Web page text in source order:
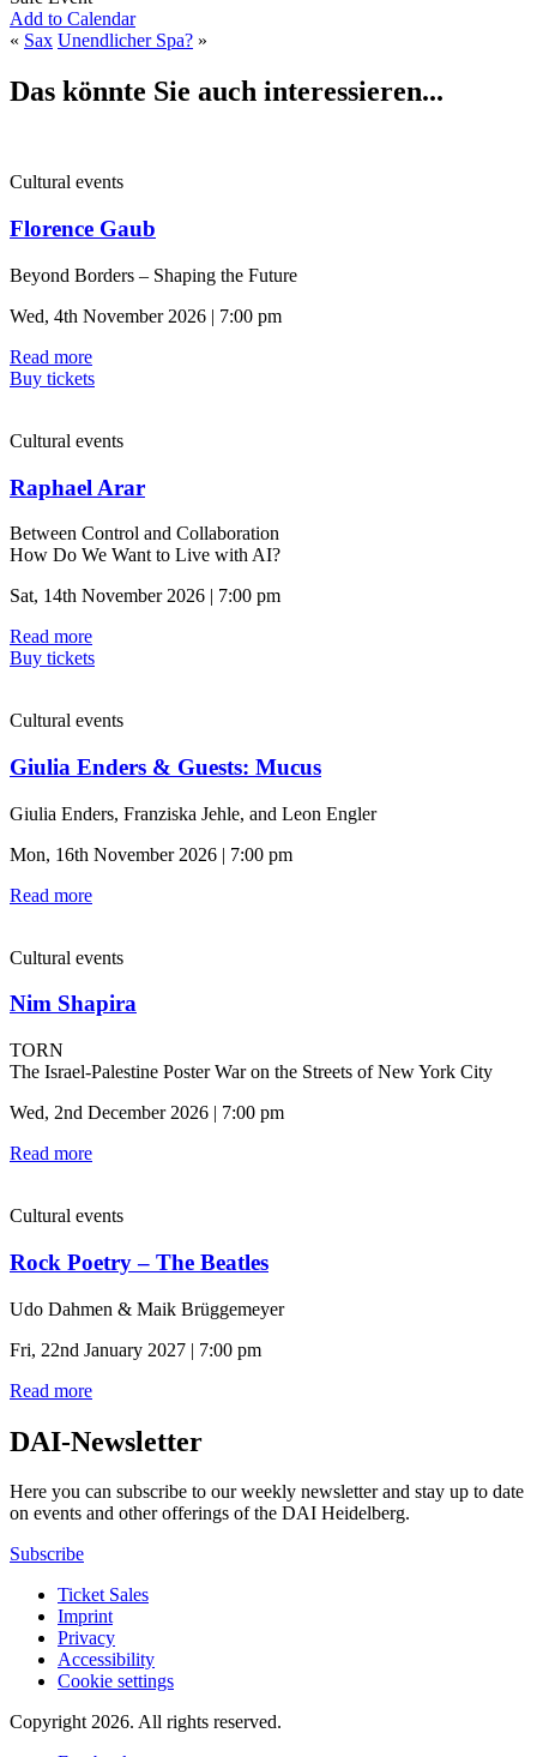
Add to Calendar
« Sax Unendlicher Spa? »
Das könnte Sie auch interessieren...
Cultural events
Florence Gaub
Beyond Borders – Shaping the Future
Wed, 4th November 2026 | 7:00 pm
Read more
Buy tickets
Cultural events
Raphael Arar
Between Control and Collaboration
How Do We Want to Live with AI?
Sat, 14th November 2026 | 7:00 pm
Read more
Buy tickets
Cultural events
Giulia Enders & Guests: Mucus
Giulia Enders, Franziska Jehle, and Leon Engler
Mon, 16th November 2026 | 7:00 pm
Read more
Cultural events
Nim Shapira
TORN
The Israel-Palestine Poster War on the Streets of New York City
Wed, 2nd December 2026 | 7:00 pm
Read more
Cultural events
Rock Poetry – The Beatles
Udo Dahmen & Maik Brüggemeyer
Fri, 22nd January 2027 | 7:00 pm
Read more
DAI-Newsletter
Here you can subscribe to our weekly newsletter and stay up to date
on events and other offerings of the DAI Heidelberg.
Subscribe
Ticket Sales
Imprint
Privacy
Accessibility
Cookie settings
Copyright 2026. All rights reserved.